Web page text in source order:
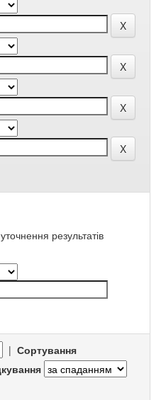
результатів
| Сортування